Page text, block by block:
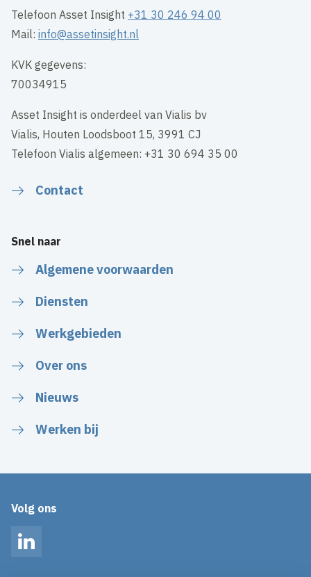
Telefoon Asset Insight +31 30 246 94 00
Mail:info@assetinsight.nl
KVK gegevens:
70034915
Asset Insight is onderdeel van Vialis bv
Vialis, Houten Loodsboot 15, 3991 CJ
Telefoon Vialis algemeen: +31 30 694 35 00
Contact
Snel naar
Algemene voorwaarden
Diensten
Werkgebieden
Over ons
Nieuws
Werken bij
Volg ons
LinkedIn